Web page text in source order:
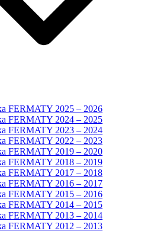
FERMATY 2025 – 2026
FERMATY 2024 – 2025
FERMATY 2023 – 2024
FERMATY 2022 – 2023
FERMATY 2019 – 2020
FERMATY 2018 – 2019
FERMATY 2017 – 2018
FERMATY 2016 – 2017
FERMATY 2015 – 2016
FERMATY 2014 – 2015
FERMATY 2013 – 2014
FERMATY 2012 – 2013